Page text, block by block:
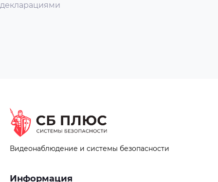
декларациями
Видеонаблюдение и системы безопасности
Информация